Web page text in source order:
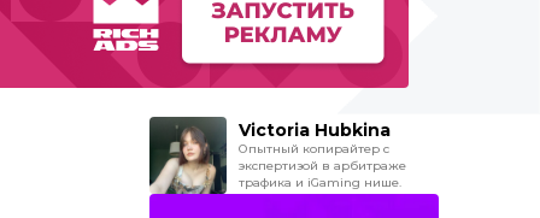
Victoria Hubkina
Опытный копирайтер с
экспертизой в арбитраже
трафика и iGaming нише.